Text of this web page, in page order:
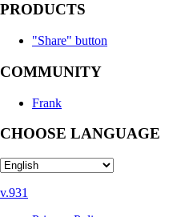
PRODUCTS
"Share" button
COMMUNITY
Frank
CHOOSE LANGUAGE
v.931